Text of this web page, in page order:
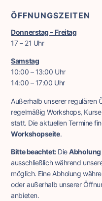
ÖFFNUNGSZEITEN
Donnerstag – Freitag
17 – 21 Uhr
Samstag
10:00 – 13:00 Uhr
14:00 – 17:00 Uhr
Außerhalb unserer regulären
regelmäßig Workshops,
statt. Die aktuellen Termine
Workshopseite.
Bitte beachtet:DieAbholung
ausschließlich während
möglich. Eine Abholung
oder außerhalb unserer
anbieten.